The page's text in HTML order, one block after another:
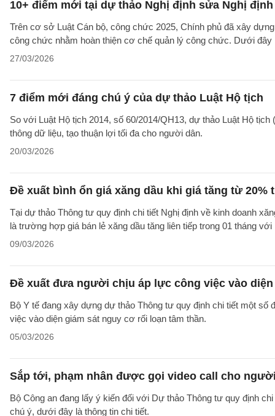
10+ điểm mới tại dự thảo Nghị định sửa Nghị
Trên cơ sở Luật Cán bộ, công chức 2025, Chính phủ đã xây
công chức nhằm hoàn thiện cơ chế quản lý công chức. Dưới
27/03/2026
7 điểm mới đáng chú ý của dự thảo Luật Hộ tịch
So với Luật Hộ tịch 2014, số 60/2014/QH13, dự thảo Luật Hộ
thông dữ liệu, tạo thuận lợi tối đa cho người dân.
20/03/2026
Đề xuất bình ổn giá xăng dầu khi giá tăng từ 20%
Tại dự thảo Thông tư quy định chi tiết Nghị định về kinh doanh
là trường hợp giá bán lẻ xăng dầu tăng liên tiếp trong 01 tháng
09/03/2026
Đề xuất đưa người chịu áp lực công việc vào
Bộ Y tế đang xây dựng dự thảo Thông tư quy định chi tiết một
việc vào diện giám sát nguy cơ rối loạn tâm thần.
05/03/2026
Sắp tới, phạm nhân được gọi video call cho
Bộ Công an đang lấy ý kiến đối với Dự thảo Thông tư quy định
chú ý, dưới đây là thông tin chi tiết.